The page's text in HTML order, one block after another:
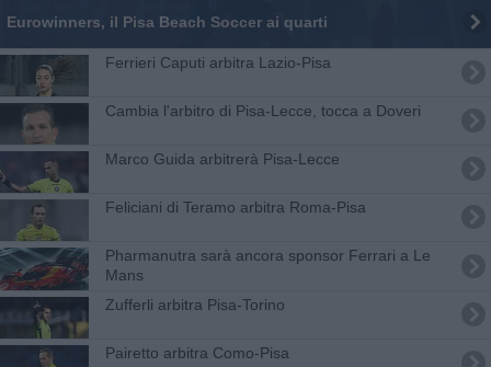
Eurowinners, il Pisa Beach Soccer ai quarti
Ferrieri Caputi arbitra Lazio-Pisa
Cambia l'arbitro di Pisa-Lecce, tocca a Doveri
Marco Guida arbitrerà Pisa-Lecce
Feliciani di Teramo arbitra Roma-Pisa
Pharmanutra sarà ancora sponsor Ferrari a Le
Mans
Zufferli arbitra Pisa-Torino
Pairetto arbitra Como-Pisa